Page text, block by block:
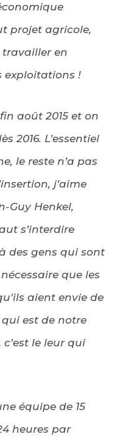
projet agricole,
travailler en
exploitations !
août 2015 et on
2016. L’essentiel
le reste n’a pas
j’aime
Guy Henkel,
s’interdire
des gens qui sont
que les
aient envie de
est de notre
le leur qui
équipe de 15
heures par